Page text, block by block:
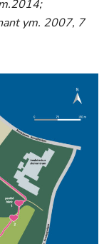
ym. 2007, 7